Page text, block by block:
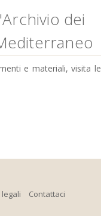
dei
e materiali, visita le
legali Contattaci